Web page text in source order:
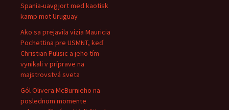
Spania-uavgjort med kaotisk
kamp mot Uruguay
Ako sa prejavila vízia Mauricia
Pochettina pre USMNT, keď
Christian Pulisic a jeho tím
vynikali v príprave na
majstrovstvá sveta
Gól Olivera McBurnieho na
poslednom momente